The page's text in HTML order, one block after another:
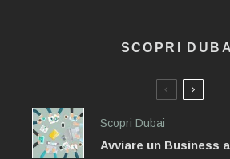
SCOPRI
Scopri Dubai
Avviare un Business